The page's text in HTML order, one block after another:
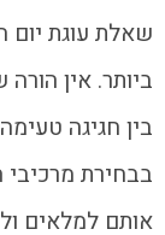
שאלת עוגת יום
ביותר. אין
בין חגיגה
בבחירת מרכיבי
אותם למלאים